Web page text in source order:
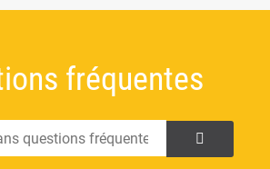
fréquentes